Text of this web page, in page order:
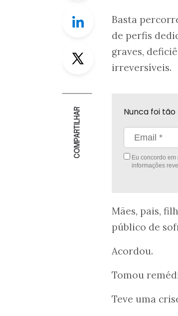
Twitter
COMPARTILHAR
Basta
de perfis
graves,
irreversíveis.
Nunca foi
Eu concordo
informações
Mães, pais,
público de
Acordou.
Tomou
Teve uma